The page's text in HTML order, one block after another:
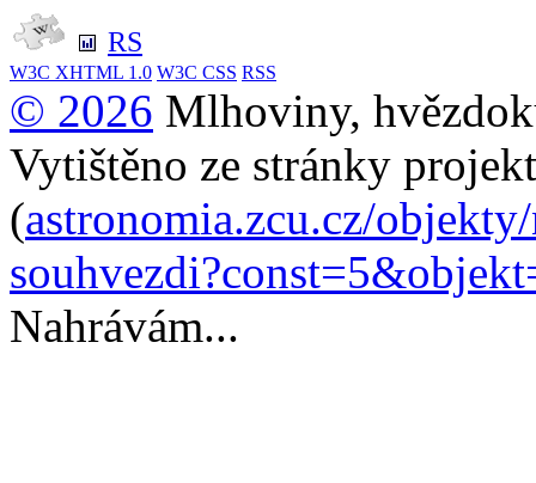
RS
W3C XHTML 1.0 W3C CSS RSS
© 2026 Mlhoviny,
Vytištěno ze stránky
(astronomia.zcu.cz/
Nahrávám...